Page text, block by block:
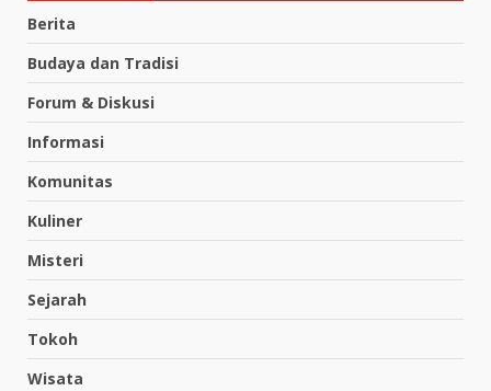
Berita
Budaya dan Tradisi
Forum & Diskusi
Informasi
Komunitas
Kuliner
Misteri
Sejarah
Tokoh
Wisata